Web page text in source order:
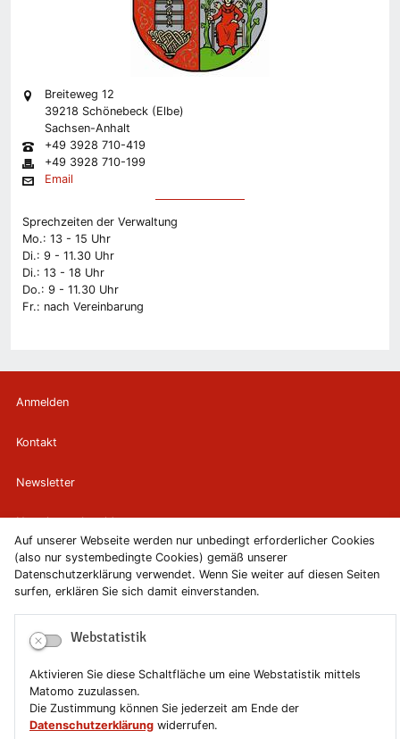
Auf unserer Webseite werden nur unbedingt erforderlicher Cookies
(also nur systembedingte Cookies) gemäß unserer
Datenschutzerklärung verwendet. Wenn Sie weiter auf diesen Seiten
surfen, erklären Sie sich damit einverstanden.
Webstatistik
Aktivieren Sie diese Schaltfläche um eine Webstatistik mittels
Matomo zuzulassen.
Die Zustimmung können Sie jederzeit am Ende der
Datenschutzerklärung widerrufen.
Breiteweg 12
39218 Schönebeck (Elbe)
Sachsen-Anhalt
+49 3928 710-419
+49 3928 710-199
Email
Sprechzeiten der Verwaltung
Mo.: 13 - 15 Uhr
Di.: 9 - 11.30 Uhr
Di.: 13 - 18 Uhr
Do.: 9 - 11.30 Uhr
Fr.: nach Vereinbarung
Anmelden
Kontakt
Newsletter
Newsletterabmeldung
Impressum
Datenschutzerklärung
Erklärung zur Barrierefreiheit
Leichte Sprache
Sitemap